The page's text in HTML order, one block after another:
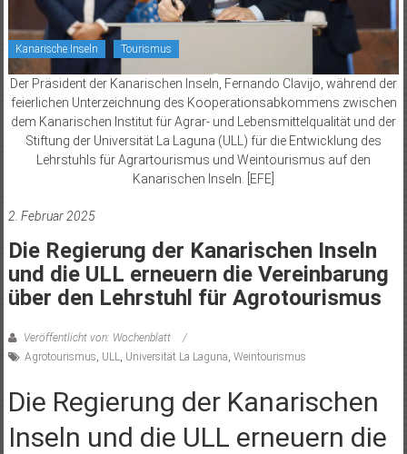
Kanarische Inseln Tourismus
Der Präsident der Kanarischen Inseln, Fernando Clavijo, während der
feierlichen Unterzeichnung des Kooperationsabkommens zwischen
dem Kanarischen Institut für Agrar- und Lebensmittelqualität und der
Stiftung der Universität La Laguna (ULL) für die Entwicklung des
Lehrstuhls für Agrartourismus und Weintourismus auf den
Kanarischen Inseln. [EFE]
2. Februar 2025
Die Regierung der Kanarischen Inseln
und die ULL erneuern die Vereinbarung
über den Lehrstuhl für Agrotourismus
Veröffentlicht von: Wochenblatt
Agrotourismus ULL Universität La Laguna Weintourismus
Die Regierung der Kanarischen
Inseln und die ULL erneuern die